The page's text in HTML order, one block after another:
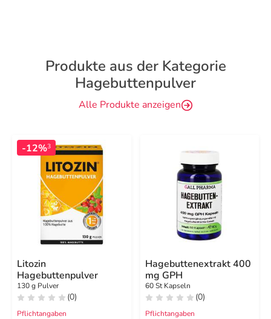
Produkte aus der Kategorie
Hagebuttenpulver
Alle Produkte anzeigen
-12%3
Litozin
Hagebuttenpulver
130 g Pulver
(0)
Pflichtangaben
Hagebuttenextrakt 400
mg GPH
60 St Kapseln
(0)
Pflichtangaben